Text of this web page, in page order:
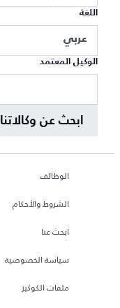
اللغة
عربي
الوكيل المعتمد
ابحث عن وكالاتنا
الوظائف
الشروط والأحكام
ابحث عنا
سياسة الخصوصية
ملفات الكوكيز